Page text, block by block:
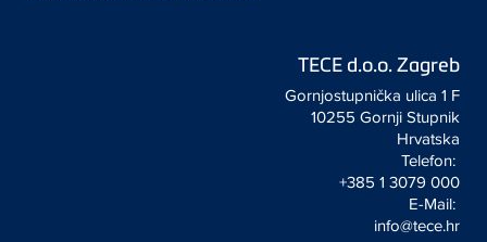
TECE d.o.o. Zagreb
Gornjostupnička ulica 1 F
10255 Gornji Stupnik
Hrvatska
Telefon:
+385 1 3079 000
E-Mail:
info@tece.hr